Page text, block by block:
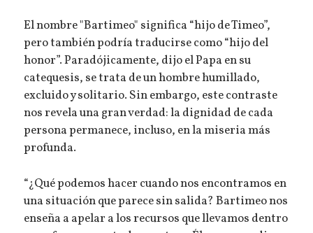
El nombre "Bartimeo" significa “hijo de Timeo”,
pero también podría traducirse como “hijo del
honor”. Paradójicamente, dijo el Papa en su
catequesis, se trata de un hombre humillado,
excluido y solitario. Sin embargo, este contraste
nos revela una gran verdad: la dignidad de cada
persona permanece, incluso, en la miseria más
profunda.
“¿Qué podemos hacer cuando nos encontramos en
una situación que parece sin salida? Bartimeo nos
enseña a apelar a los recursos que llevamos dentro